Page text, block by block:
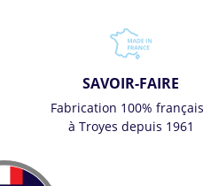
SAVOIR-FAIRE
Fabrication 100%
à Troyes depuis 1961